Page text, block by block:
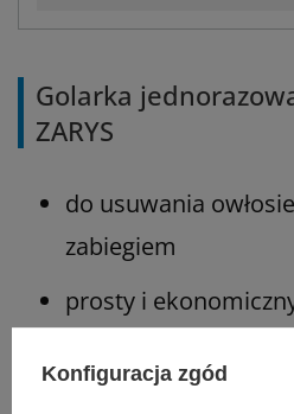
Golarka
ZARYS
do usuwania
zabiegiem
prosty i
Konfiguracja zgód